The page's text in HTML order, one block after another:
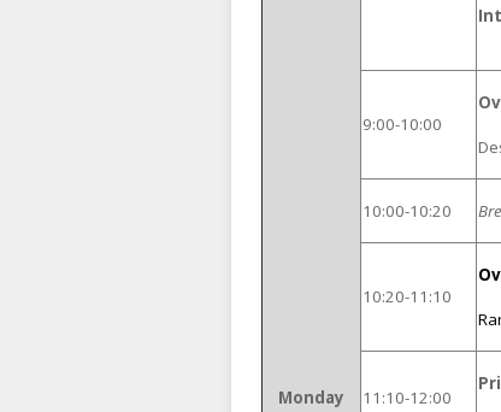
Monday
9:00-10:00
10:00-10:20
10:20-11:10
11:10-12:00